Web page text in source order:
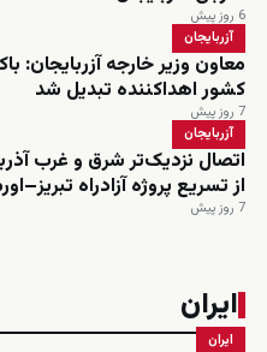
6 روز پیش
آزربایجان
معاون وزیر خارجه آزربایجان:
کشور اهداکننده تبدیل شد
7 روز پیش
آزربایجان
اتصال نزدیک‌تر شرق و غرب
از تسریع پروژه آزادراه
7 روز پیش
ایران
ایران